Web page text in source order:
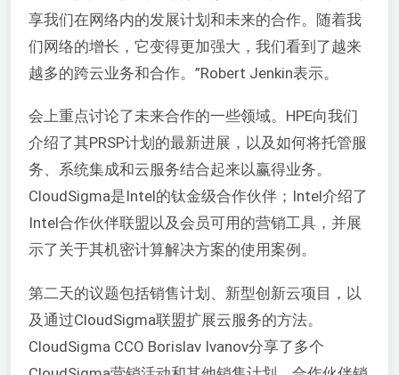
享我们在网络内的发展计划和未来的合作。随着我
们网络的增长，它变得更加强大，我们看到了越来
越多的跨云业务和合作。”Robert Jenkin表示。
会上重点讨论了未来合作的一些领域。HPE向我们
介绍了其PRSP计划的最新进展，以及如何将托管服
务、系统集成和云服务结合起来以赢得业务。
CloudSigma是Intel的钛金级合作伙伴；Intel介绍了
Intel合作伙伴联盟以及会员可用的营销工具，并展
示了关于其机密计算解决方案的使用案例。
第二天的议题包括销售计划、新型创新云项目，以
及通过CloudSigma联盟扩展云服务的方法。
CloudSigma CCO Borislav Ivanov分享了多个